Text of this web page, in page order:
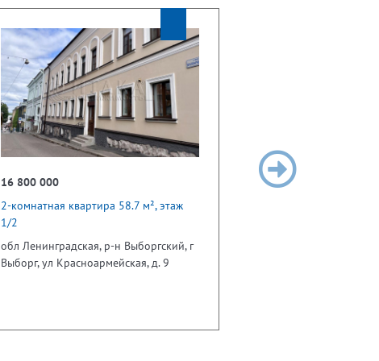
16 800 000
2-комнатная квартира 58.7 м², этаж
1/2
обл Ленинградская, р-н Выборгский, г
Выборг, ул Красноармейская, д. 9